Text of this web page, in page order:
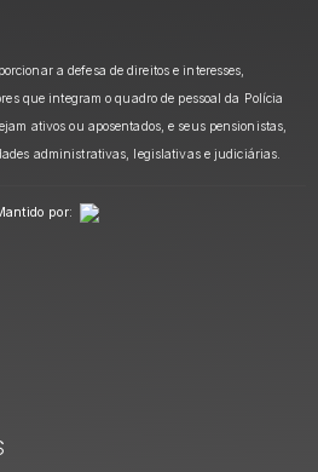
a defesa de direitos e interesses,
que integram o quadro de pessoal da Polícia
ativos ou aposentados, e seus pensionistas,
administrativas, legislativas e judiciárias.
por: